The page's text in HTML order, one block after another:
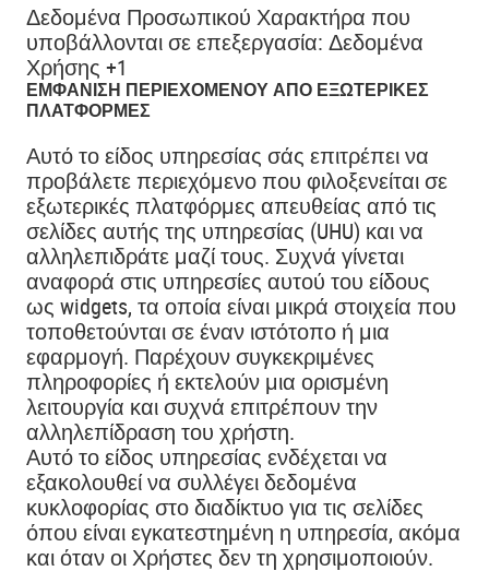
Δεδομένα Προσωπικού Χαρακτήρα που
υποβάλλονται σε επεξεργασία: Δεδομένα
Χρήσης +1
ΕΜΦΆΝΙΣΗ ΠΕΡΙΕΧΟΜΈΝΟΥ ΑΠΌ ΕΞΩΤΕΡΙΚΈΣ
ΠΛΑΤΦΌΡΜΕΣ
Αυτό το είδος υπηρεσίας σάς επιτρέπει να
προβάλετε περιεχόμενο που φιλοξενείται σε
εξωτερικές πλατφόρμες απευθείας από τις
σελίδες αυτής της υπηρεσίας (UHU) και να
αλληλεπιδράτε μαζί τους. Συχνά γίνεται
αναφορά στις υπηρεσίες αυτού του είδους
ως widgets, τα οποία είναι μικρά στοιχεία που
τοποθετούνται σε έναν ιστότοπο ή μια
εφαρμογή. Παρέχουν συγκεκριμένες
πληροφορίες ή εκτελούν μια ορισμένη
λειτουργία και συχνά επιτρέπουν την
αλληλεπίδραση του χρήστη.
Αυτό το είδος υπηρεσίας ενδέχεται να
εξακολουθεί να συλλέγει δεδομένα
κυκλοφορίας στο διαδίκτυο για τις σελίδες
όπου είναι εγκατεστημένη η υπηρεσία, ακόμα
και όταν οι Χρήστες δεν τη χρησιμοποιούν.